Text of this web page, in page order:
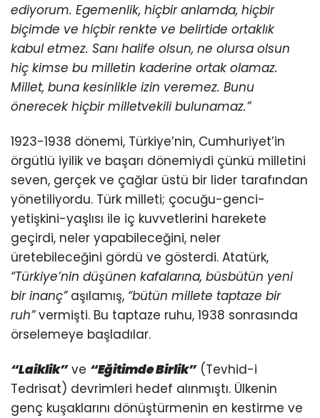
ediyorum. Egemenlik, hiçbir anlamda, hiçbir
biçimde ve hiçbir renkte ve belirtide ortaklık
kabul etmez. Sanı halife olsun, ne olursa olsun
hiç kimse bu milletin kaderine ortak olamaz.
Millet, buna kesinlikle izin veremez. Bunu
önerecek hiçbir milletvekili bulunamaz.”
1923-1938 dönemi, Türkiye’nin, Cumhuriyet’in
örgütlü iyilik ve başarı dönemiydi çünkü milletini
seven, gerçek ve çağlar üstü bir lider tarafından
yönetiliyordu. Türk milleti; çocuğu-genci-
yetişkini-yaşlısı ile iç kuvvetlerini harekete
geçirdi, neler yapabileceğini, neler
üretebileceğini gördü ve gösterdi. Atatürk,
“Türkiye’nin düşünen kafalarına, büsbütün yeni
bir inanç”aşılamış, “bütün millete taptaze bir
ruh”vermişti. Bu taptaze ruhu, 1938 sonrasında
örselemeye başladılar.
“Laiklik”ve “Eğitimde Birlik”(Tevhid-i
Tedrisat) devrimleri hedef alınmıştı. Ülkenin
genç kuşaklarını dönüştürmenin en kestirme ve